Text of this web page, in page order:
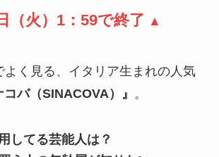
（火）1：59で終了 ▲
よく見る、イタリア生まれの人気
コバ（SINACOVA）』 。
してる芸能人は？